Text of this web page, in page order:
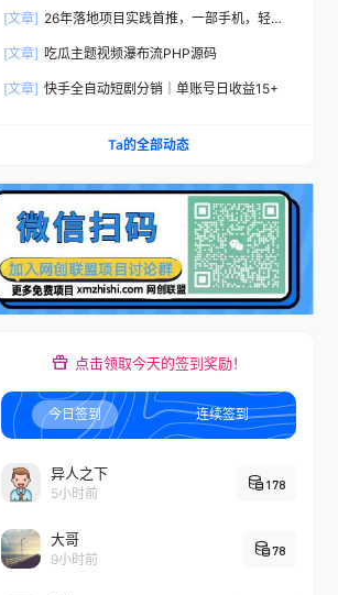
[文章] 26年落地项目实践首推，一部手机，轻松
[文章] 吃瓜主题视频瀑布流PHP源码
[文章] 快手全自动短剧分销｜单账号日收益15+
Ta的全部动态
点击领取今天的签到奖励！
今日签到 连续签到
异人之下
5小时前
178
大哥
9小时前
78